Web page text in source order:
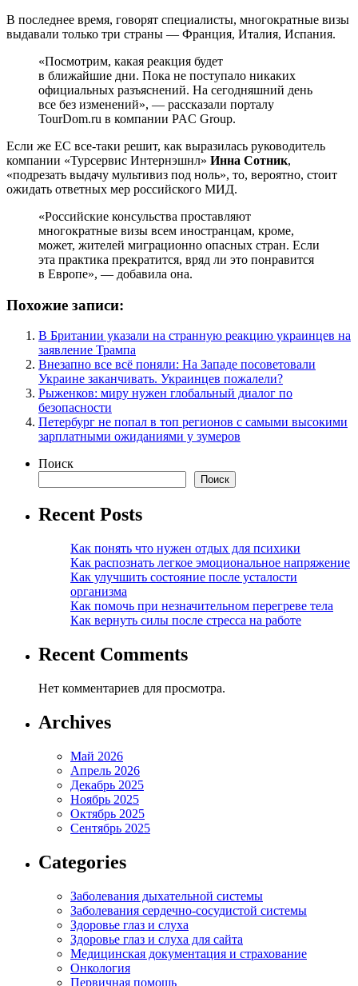
В последнее время, говорят специалисты, многократные визы
выдавали только три страны — Франция, Италия, Испания.
«Посмотрим, какая реакция будет
в ближайшие дни. Пока не поступало никаких
официальных разъяснений. На сегодняшний день
все без изменений», — рассказали порталу
TourDom.ru в компании PAC Group.
Если же ЕС все-таки решит, как выразилась руководитель
компании «Турсервис Интернэшнл» Инна Сотник,
«подрезать выдачу мультивиз под ноль», то, вероятно, стоит
ожидать ответных мер российского МИД.
«Российские консульства проставляют
многократные визы всем иностранцам, кроме,
может, жителей миграционно опасных стран. Если
эта практика прекратится, вряд ли это понравится
в Европе», — добавила она.
Похожие записи:
В Британии указали на странную реакцию украинцев на
заявление Трампа
Внезапно все всё поняли: На Западе посоветовали
Украине заканчивать. Украинцев пожалели?
Рыженков: миру нужен глобальный диалог по
безопасности
Петербург не попал в топ регионов с самыми высокими
зарплатными ожиданиями у зумеров
Поиск
Поиск
Recent Posts
Как понять что нужен отдых для психики
Как распознать легкое эмоциональное напряжение
Как улучшить состояние после усталости
организма
Как помочь при незначительном перегреве тела
Как вернуть силы после стресса на работе
Recent Comments
Нет комментариев для просмотра.
Archives
Май 2026
Апрель 2026
Декабрь 2025
Ноябрь 2025
Октябрь 2025
Сентябрь 2025
Categories
Заболевания дыхательной системы
Заболевания сердечно-сосудистой системы
Здоровье глаз и слуха
Здоровье глаз и слуха для сайта
Медицинская документация и страхование
Онкология
Первичная помощь